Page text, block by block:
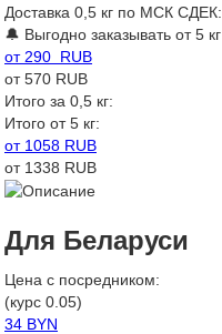
Доставка 0,5 кг по МСК СДЕК:
🔔 Выгодно заказывать от 5 кг
от 290 RUB
от 570 RUB
Итого за 0,5 кг:
Итого от 5 кг:
от 1058 RUB
от 1338 RUB
Для Беларуси
Цена с посредником:
(курс 0.05)
34 BYN